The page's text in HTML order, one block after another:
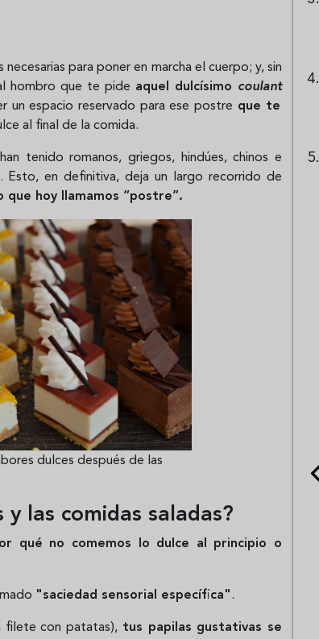
para poner en marcha el cuerpo; y, sin
hombro que te pide aquel dulcísimo coulant
un espacio reservado para ese postre que te
al final de la comida.
tenido romanos, griegos, hindúes, chinos e
Esto, en definitiva, deja un largo recorrido de
que hoy llamamos “postre”.
dulces después de las
las comidas saladas?
qué no comemos lo dulce al principio o
"saciedad sensorial específica" .
filete con patatas),tus papilas gustativas se